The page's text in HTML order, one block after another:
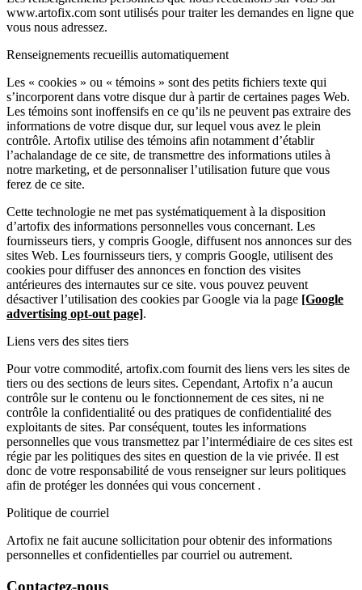
www.artofix.com sont utilisés pour traiter les demandes en ligne que
vous nous adressez.
Renseignements recueillis automatiquement
Les « cookies » ou « témoins » sont des petits fichiers texte qui
s’incorporent dans votre disque dur à partir de certaines pages Web.
Les témoins sont inoffensifs en ce qu’ils ne peuvent pas extraire des
informations de votre disque dur, sur lequel vous avez le plein
contrôle. Artofix utilise des témoins afin notamment d’établir
l’achalandage de ce site, de transmettre des informations utiles à
notre marketing, et de personnaliser l’utilisation future que vous
ferez de ce site.
Cette technologie ne met pas systématiquement à la disposition
d’artofix des informations personnelles vous concernant. Les
fournisseurs tiers, y compris Google, diffusent nos annonces sur des
sites Web. Les fournisseurs tiers, y compris Google, utilisent des
cookies pour diffuser des annonces en fonction des visites
antérieures des internautes sur ce site. vous pouvez peuvent
désactiver l’utilisation des cookies par Google via la page [Google
advertising opt-out page].
Liens vers des sites tiers
Pour votre commodité, artofix.com fournit des liens vers les sites de
tiers ou des sections de leurs sites. Cependant, Artofix n’a aucun
contrôle sur le contenu ou le fonctionnement de ces sites, ni ne
contrôle la confidentialité ou des pratiques de confidentialité des
exploitants de sites. Par conséquent, toutes les informations
personnelles que vous transmettez par l’intermédiaire de ces sites est
régie par les politiques des sites en question de la vie privée. Il est
donc de votre responsabilité de vous renseigner sur leurs politiques
afin de protéger les données qui vous concernent .
Politique de courriel
Artofix ne fait aucune sollicitation pour obtenir des informations
personnelles et confidentielles par courriel ou autrement.
Contactez-nous